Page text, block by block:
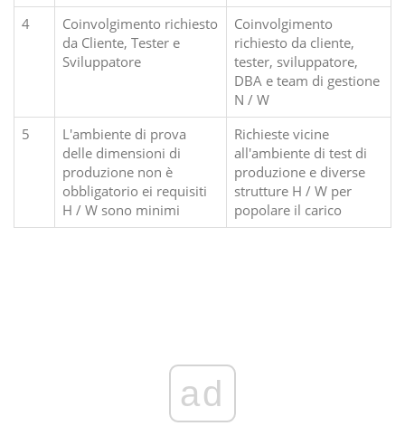
4
Coinvolgimento richiesto
da Cliente, Tester e
Sviluppatore
Coinvolgimento
richiesto da cliente,
tester, sviluppatore,
DBA e team di gestione
N / W
5
L'ambiente di prova
delle dimensioni di
produzione non è
obbligatorio ei requisiti
H / W sono minimi
Richieste vicine
all'ambiente di test di
produzione e diverse
strutture H / W per
popolare il carico
ad